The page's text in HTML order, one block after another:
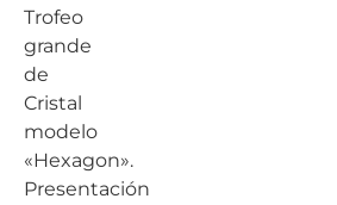
Trofeo
grande
de
Cristal
modelo
«Hexagon».
Presentación